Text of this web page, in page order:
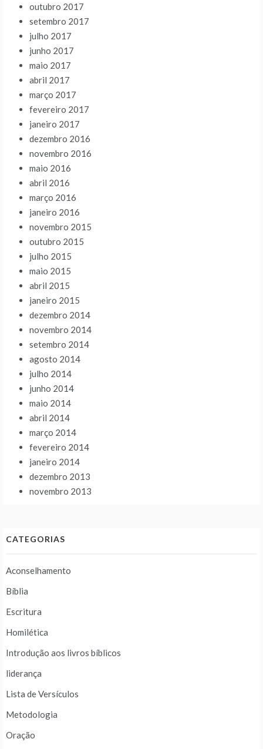
outubro 2017
setembro 2017
julho 2017
junho 2017
maio 2017
abril 2017
março 2017
fevereiro 2017
janeiro 2017
dezembro 2016
novembro 2016
maio 2016
abril 2016
março 2016
janeiro 2016
novembro 2015
outubro 2015
julho 2015
maio 2015
abril 2015
janeiro 2015
dezembro 2014
novembro 2014
setembro 2014
agosto 2014
julho 2014
junho 2014
maio 2014
abril 2014
março 2014
fevereiro 2014
janeiro 2014
dezembro 2013
novembro 2013
CATEGORIAS
Aconselhamento
Bíblia
Escritura
Homilética
Introdução aos livros bíblicos
liderança
Lista de Versículos
Metodologia
Oração